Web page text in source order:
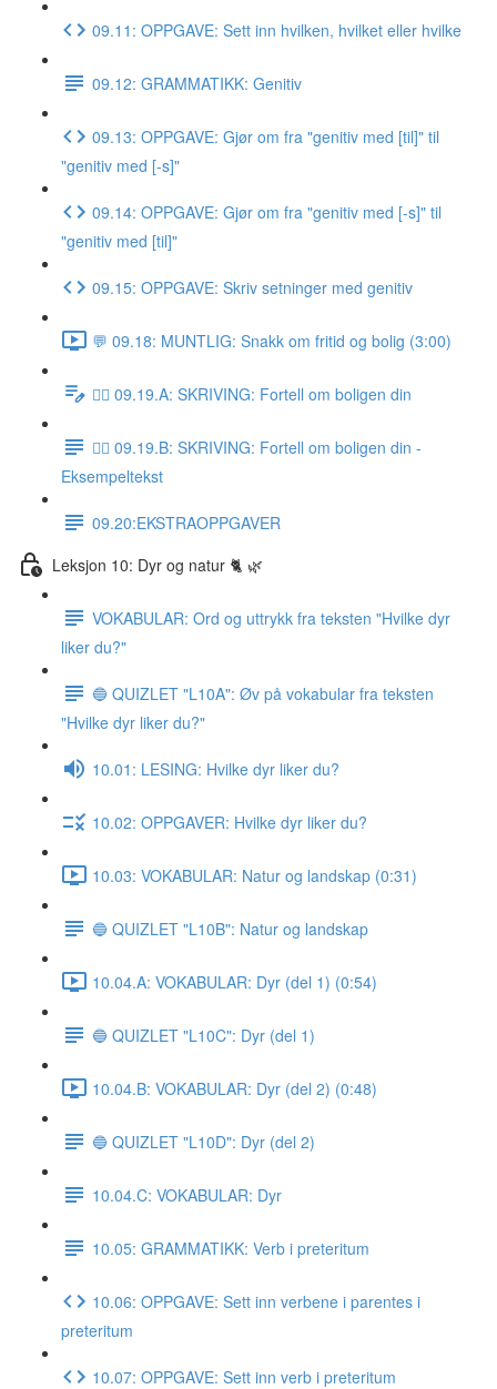
09.11: OPPGAVE: Sett inn hvilken, hvilket eller hvilke
09.12: GRAMMATIKK: Genitiv
09.13: OPPGAVE: Gjør om fra "genitiv med [til]" til
"genitiv med [-s]"
09.14: OPPGAVE: Gjør om fra "genitiv med [-s]" til
"genitiv med [til]"
09.15: OPPGAVE: Skriv setninger med genitiv
💬 09.18: MUNTLIG: Snakk om fritid og bolig (3:00)
✍🏼 09.19.A: SKRIVING: Fortell om boligen din
✍🏼 09.19.B: SKRIVING: Fortell om boligen din -
Eksempeltekst
09.20:EKSTRAOPPGAVER
Leksjon 10: Dyr og natur 🐈 🌿
VOKABULAR: Ord og uttrykk fra teksten "Hvilke dyr
liker du?"
🔵 QUIZLET "L10A": Øv på vokabular fra teksten
"Hvilke dyr liker du?"
10.01: LESING: Hvilke dyr liker du?
10.02: OPPGAVER: Hvilke dyr liker du?
10.03: VOKABULAR: Natur og landskap (0:31)
🔵 QUIZLET "L10B": Natur og landskap
10.04.A: VOKABULAR: Dyr (del 1) (0:54)
🔵 QUIZLET "L10C": Dyr (del 1)
10.04.B: VOKABULAR: Dyr (del 2) (0:48)
🔵 QUIZLET "L10D": Dyr (del 2)
10.04.C: VOKABULAR: Dyr
10.05: GRAMMATIKK: Verb i preteritum
10.06: OPPGAVE: Sett inn verbene i parentes i
preteritum
10.07: OPPGAVE: Sett inn verb i preteritum